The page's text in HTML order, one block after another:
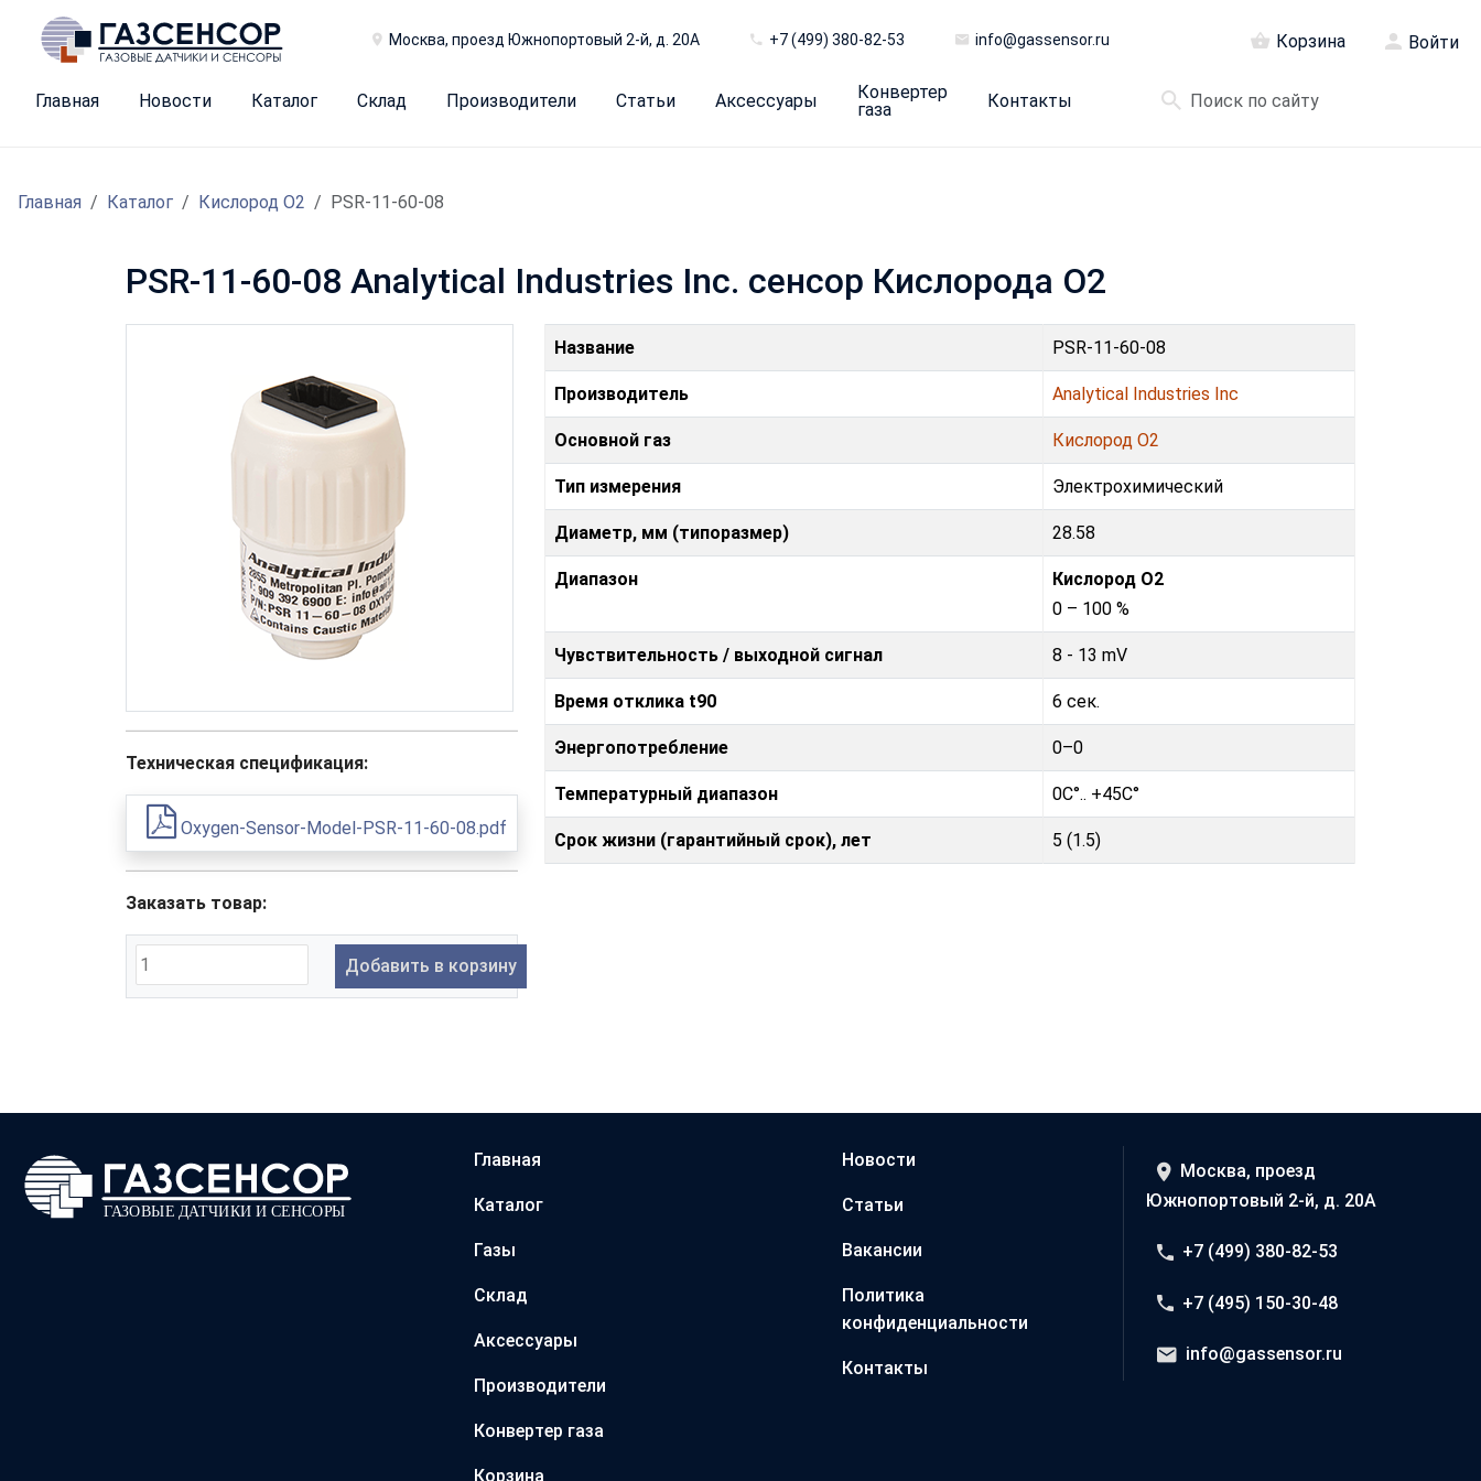
Москва, проезд Южнопортовый 2-й, д. 20А +7 (499) 380-82-53 info@gassensor.ru Корзина Войти
Главная Новости Каталог Склад Производители Статьи Аксессуары
Конвертер
газа
Контакты
Главная Каталог Кислород O2 PSR-11-60-08
PSR-11-60-08 Analytical Industries Inc. сенсор Кислорода O2
Техническая спецификация:
Oxygen-Sensor-Model-PSR-11-60-08.pdf
Заказать товар:
Добавить в корзину
Название PSR-11-60-08
Производитель Analytical Industries Inc
Основной газ Кислород O2
Тип измерения Электрохимический
Диаметр, мм (типоразмер) 28.58
Диапазон
Кислород O2
0 – 100 %
Чувствительность / выходной сигнал 8 - 13 mV
Время отклика t90 6 сек.
Энергопотребление 0–0
Температурный диапазон 0C°.. +45C°
Срок жизни (гарантийный срок), лет 5 (1.5)
Главная
Каталог
Газы
Склад
Аксессуары
Производители
Конвертер газа
Корзина
Новости
Статьи
Вакансии
Политика
конфиденциальности
Контакты
Москва, проезд
Южнопортовый 2-й, д. 20А
+7 (499) 380-82-53
+7 (495) 150-30-48
info@gassensor.ru